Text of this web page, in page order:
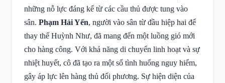
những nỗ lực đáng kể từ các cầu thủ được tung vào
sân. Phạm Hải Yến, người vào sân từ đầu hiệp hai để
thay thế Huỳnh Như, đã mang đến một luồng gió mới
cho hàng công. Với khả năng di chuyển linh hoạt và sự
nhiệt huyết, cô đã tạo ra một số tình huống nguy hiểm,
gây áp lực lên hàng thủ đối phương. Sự hiện diện của